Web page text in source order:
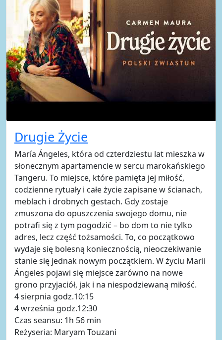
Drugie Życie
María Ángeles, która od czterdziestu lat mieszka w
słonecznym apartamencie w sercu marokańskiego
Tangeru. To miejsce, które pamięta jej miłość,
codzienne rytuały i całe życie zapisane w ścianach,
meblach i drobnych gestach. Gdy zostaje
zmuszona do opuszczenia swojego domu, nie
potrafi się z tym pogodzić – bo dom to nie tylko
adres, lecz część tożsamości. To, co początkowo
wydaje się bolesną koniecznością, nieoczekiwanie
stanie się jednak nowym początkiem. W życiu Marii
Ángeles pojawi się miejsce zarówno na nowe
grono przyjaciół, jak i na niespodziewaną miłość.
4 sierpnia godz.10:15
4 września godz.12:30
Czas seansu: 1h 56 min
Reżyseria: Maryam Touzani